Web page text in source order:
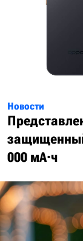
Новости
000 мА·ч